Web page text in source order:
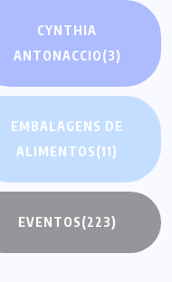
CYNTHIA
ANTONACCIO(3)
EMBALAGENS DE
ALIMENTOS(11)
EVENTOS(223)